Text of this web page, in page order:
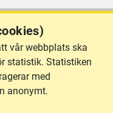
vår webbplats ska
statistik. Statistiken
med
anonymt.